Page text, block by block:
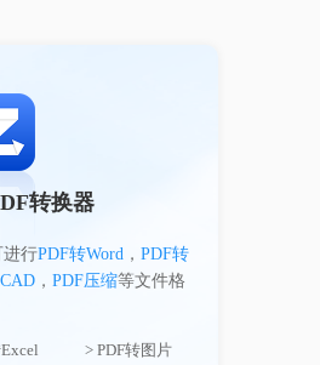
转换器
行PDF转Word， PDF转
， PDF压缩等文件格
> PDF转图片